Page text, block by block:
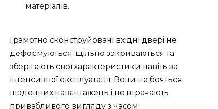
матеріалів.
Грамотно сконструйовані вхідні двері не
деформуються, щільно закриваються та
зберігають свої характеристики навіть за
інтенсивної експлуатації. Вони не бояться
щоденних навантажень і не втрачають
привабливого вигляду з часом.